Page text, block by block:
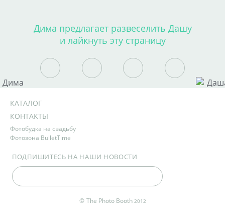
Дима предлагает развеселить Дашу
и лайкнуть эту страницу
© The Photo Booth 2012
ПОДПИШИТЕСЬ НА НАШИ НОВОСТИ
КАТАЛОГ
КОНТАКТЫ
Фотобудка на свадьбу
Фотозона BulletTime